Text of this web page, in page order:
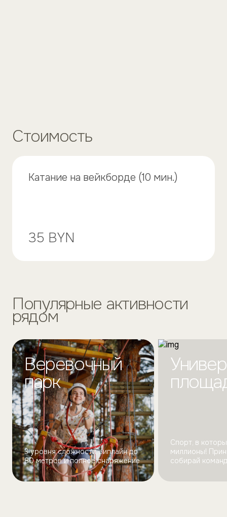
Стоимость
Катание на вейкборде (10 мин.)
35 BYN
Популярные активности
рядом
Веревочный
парк
3 уровня сложности, зиплайн до
80 метров и полное снаряжение
Спорт, в
миллионы!
собирай